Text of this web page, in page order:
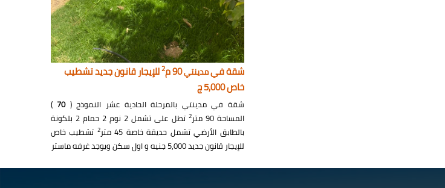
شقة فيمدينتي90 م 2للإيجار قانون جديد تشطيب
خاص 5,000 ج
شقة في مدينتي بالمرحلة الحادية عشر النموذج (70
)
المساحة 90 متر
2
تطل على تشمل 2 نوم 2 حمام 2 بلكونة
بالطابق الأرضي تشمل حديقة خاصة 45 متر
2 تشطيب خاص
للإيجار قانون جديد 5,000 جنيه و اول سكن ويوجد غرفه ماستر